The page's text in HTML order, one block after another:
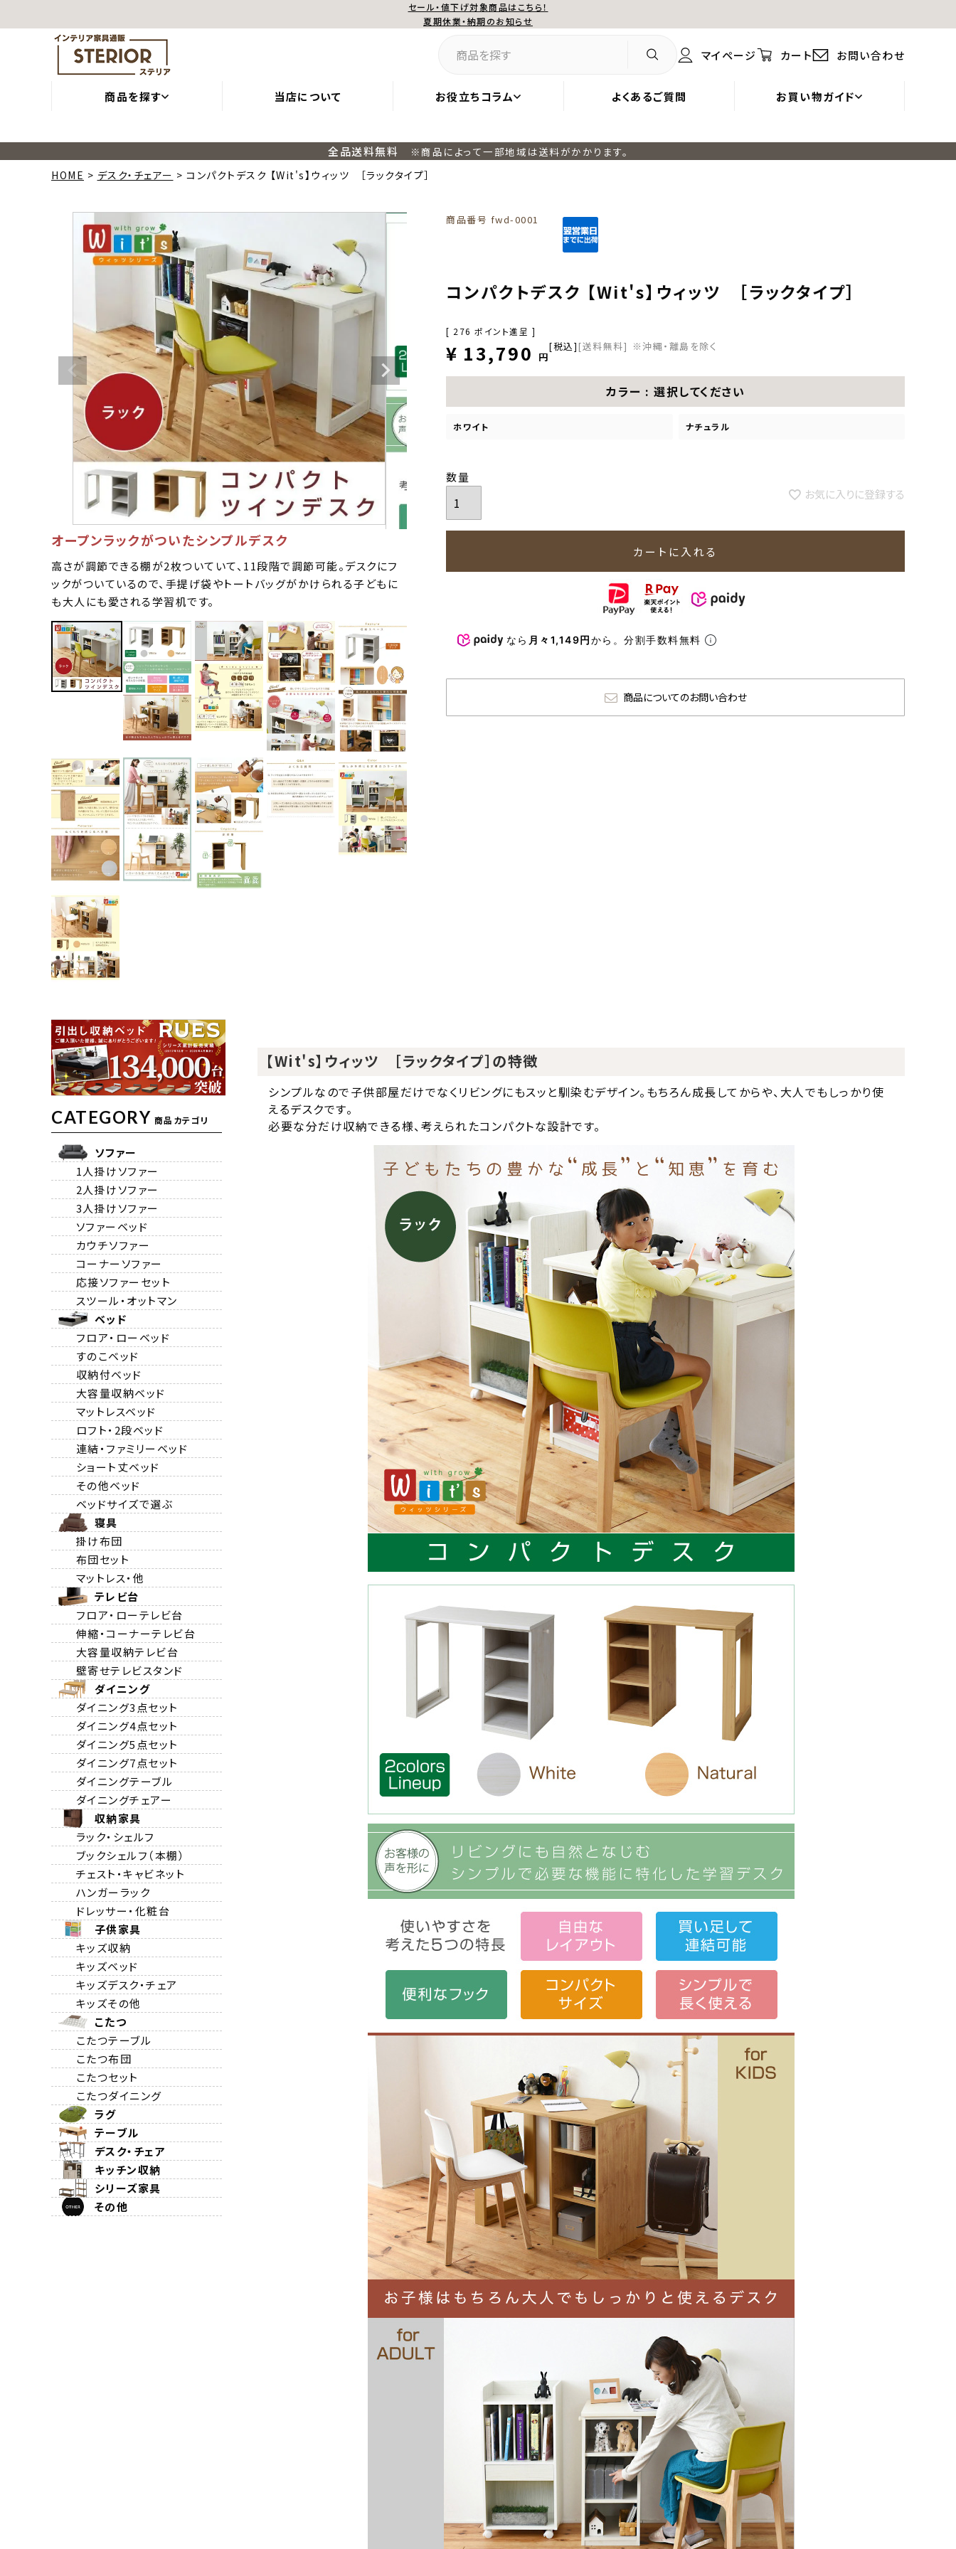
セール・値下げ対象商品はこちら！
夏期休業・納期のお知らせ
マイページ カート お問い合わせ
全品送料無料
※商品によって一部地域は送料がかかります。
HOME
デスク・チェアー コンパクトデスク 【Wit's】ウィッツ ［ラックタイプ］
オープンラックがついたシンプルデスク
高さが調節できる棚が2枚ついていて、11段階で調節可能。デスクにフ
ックがついているので、手提げ袋やトートバッグがかけられる子どもに
も大人にも愛される学習机です。
商品番号 fwd-0001
コンパクトデスク 【Wit's】ウィッツ ［ラックタイプ］
[ 276 ポイント進呈 ]
¥ 13,790 税込 [送料無料] ※沖縄・離島を除く
カラー 選択してください
ホワイト ナチュラル
お気に入りに登録する
カートに入れる
なら 月々1,149円から。分割手数料無料
商品についてのお問い合わせ
CATEGORY 商品カテゴリ
ソファー
1人掛けソファー
2人掛けソファー
3人掛けソファー
ソファーベッド
カウチソファー
コーナーソファー
応接ソファーセット
スツール・オットマン
ベッド
フロア・ローベッド
すのこベッド
収納付ベッド
大容量収納ベッド
マットレスベッド
ロフト・2段ベッド
連結・ファミリーベッド
ショート丈ベッド
その他ベッド
ベッドサイズで選ぶ
寝具
掛け布団
布団セット
マットレス・他
テレビ台
フロア・ローテレビ台
伸縮・コーナーテレビ台
大容量収納テレビ台
壁寄せテレビスタンド
ダイニング
ダイニング3点セット
ダイニング4点セット
ダイニング5点セット
ダイニング7点セット
ダイニングテーブル
ダイニングチェアー
収納家具
ラック・シェルフ
ブックシェルフ（本棚）
チェスト・キャビネット
ハンガーラック
ドレッサー・化粧台
子供家具
キッズ収納
キッズベッド
キッズデスク・チェア
キッズその他
こたつ
こたつテーブル
こたつ布団
こたつセット
こたつダイニング
ラグ
テーブル
デスク・チェア
キッチン収納
シリーズ家具
その他
【Wit's】ウィッツ ［ラックタイプ］の特徴
シンプルなので子供部屋だけでなくリビングにもスッと馴染むデザイン。もちろん成長してからや、大人でもしっかり使
えるデスクです。
必要な分だけ収納できる様、考えられたコンパクトな設計です。